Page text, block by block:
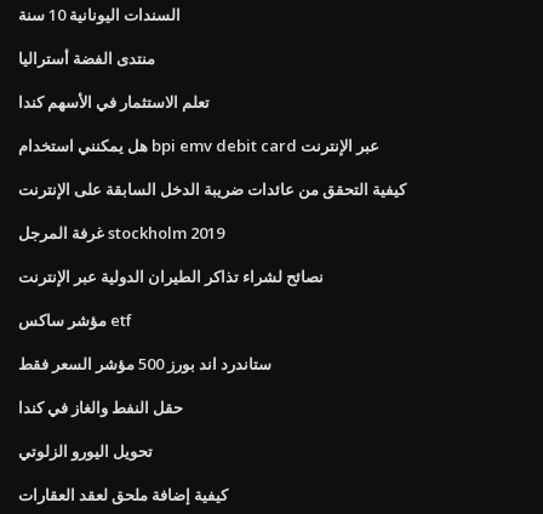
السندات اليونانية 10 سنة
منتدى الفضة أستراليا
تعلم الاستثمار في الأسهم كندا
هل يمكنني استخدام bpi emv debit card عبر الإنترنت
كيفية التحقق من عائدات ضريبة الدخل السابقة على الإنترنت
غرفة المرجل stockholm 2019
نصائح لشراء تذاكر الطيران الدولية عبر الإنترنت
مؤشر ساكس etf
ستاندرد اند بورز 500 مؤشر السعر فقط
حقل النفط والغاز في كندا
تحويل اليورو الزلوتي
كيفية إضافة ملحق لعقد العقارات